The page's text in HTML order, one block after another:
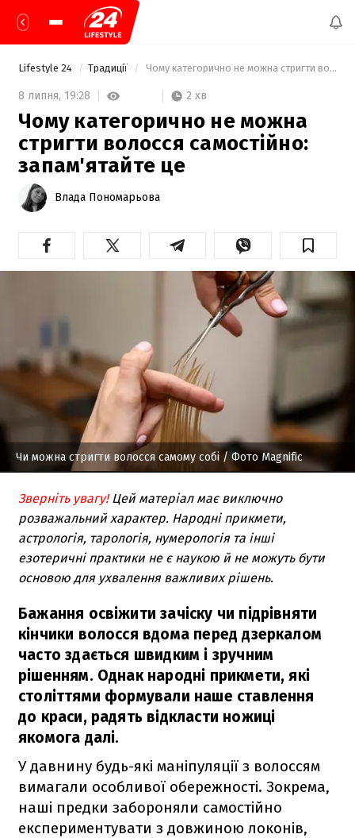
Lifestyle 24 Традиції Чому категорично не можна стригти волосся самостійно: запам'ятайте це
8 липня, 19:28 2 хв
Чому категорично не можна
стригти волосся самостійно:
запам'ятайте це
Влада Пономарьова
Чи можна стригти волосся самому собі / Фото Magnific
Зверніть увагу! Цей матеріал має виключно
розважальний характер. Народні прикмети,
астрологія, тарологія, нумерологія та інші
езотеричні практики не є наукою й не можуть бути
основою для ухвалення важливих рішень.
Бажання освіжити зачіску чи підрівняти
кінчики волосся вдома перед дзеркалом
часто здається швидким і зручним
рішенням. Однак народні прикмети, які
століттями формували наше ставлення
до краси, радять відкласти ножиці
якомога далі.
У давнину будь-які маніпуляції з волоссям
вимагали особливої обережності. Зокрема,
наші предки забороняли самостійно
експериментувати з довжиною локонів,